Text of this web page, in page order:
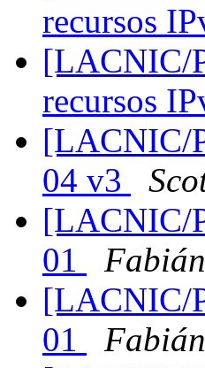
recursos
[LACNIC/
recursos
[LACNIC/
04 v3
[LACNIC/
01
[LACNIC/
01